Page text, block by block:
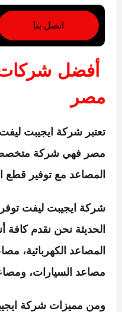
اتصل بنا
أفضل
مصر
تعتبر شركة ايجيبت ليفت
مصر فهي شركة
المصاعد مع توفير قطع
شركة ايجيبت ليفت
الحديثة نحن نقدم كافة
المصاعد الكهربائية،
مصاعد السيارات،
ومن مميزات شركة